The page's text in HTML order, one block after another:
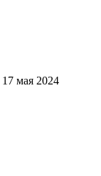
17 мая 2024